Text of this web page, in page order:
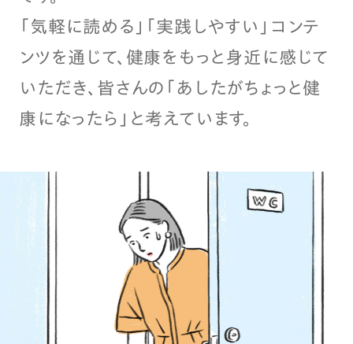
「気軽に読める」「実践しやすい」コンテ
ンツを通じて、健康をもっと身近に感じて
いただき、皆さんの「あしたがちょっと健
康になったら」と考えています。